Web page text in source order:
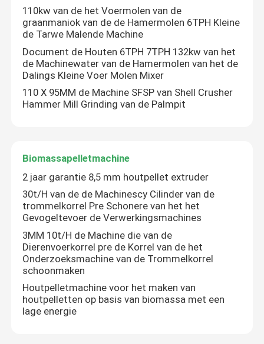
110kw van de het Voermolen van de
graanmaniok van de de Hamermolen 6TPH Kleine
de Tarwe Malende Machine
Document de Houten 6TPH 7TPH 132kw van het
de Machinewater van de Hamermolen van het de
Dalings Kleine Voer Molen Mixer
110 X 95MM de Machine SFSP van Shell Crusher
Hammer Mill Grinding van de Palmpit
Biomassapelletmachine
2 jaar garantie 8,5 mm houtpellet extruder
30t/H van de de Machinescy Cilinder van de
trommelkorrel Pre Schonere van het het
Gevogeltevoer de Verwerkingsmachines
3MM 10t/H de Machine die van de
Dierenvoerkorrel pre de Korrel van de het
Onderzoeksmachine van de Trommelkorrel
schoonmaken
Houtpelletmachine voor het maken van
houtpelletten op basis van biomassa met een
lage energie